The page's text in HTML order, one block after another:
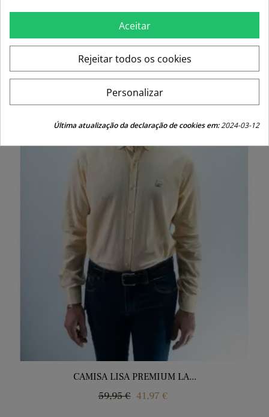
Regular
price
59,95 € Price
41,97 €
CAMISA LISA PREMIUM LA...
Regular
59,95 € Price
41,97 €
Aceitar
Rejeitar todos os cookies
Personalizar
Última atualização da declaração de cookies em:2024-03-12